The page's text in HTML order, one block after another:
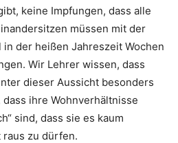
keine Impfungen, dass alle
müssen mit der
der heißen Jahreszeit Wochen
Wir Lehrer wissen, dass
dieser Aussicht besonders
ihre Wohnverhältnisse
sind, dass sie es kaum
zu dürfen.